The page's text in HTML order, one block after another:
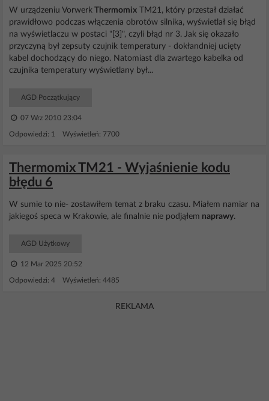
W urządzeniu Vorwerk Thermomix TM21, który przestał działać
prawidłowo podczas włączenia obrotów silnika, wyświetlał się błąd
na wyświetlaczu w postaci "[3]", czyli błąd nr 3. Jak się okazało
przyczyną był zepsuty czujnik temperatury - dokłandniej ucięty
kabel dochodzący do niego. Natomiast dla zwartego kabelka od
czujnika temperatury wyświetlany był...
AGD Początkujący
07 Wrz 2010 23:04
Odpowiedzi: 1 Wyświetleń: 7700
Thermomix TM21 - Wyjaśnienie kodu
błędu 6
W sumie to nie- zostawiłem temat z braku czasu. Miałem namiar na
jakiegoś speca w Krakowie, ale finalnie nie podjąłem naprawy.
AGD Użytkowy
12 Mar 2025 20:52
Odpowiedzi: 4 Wyświetleń: 4485
REKLAMA